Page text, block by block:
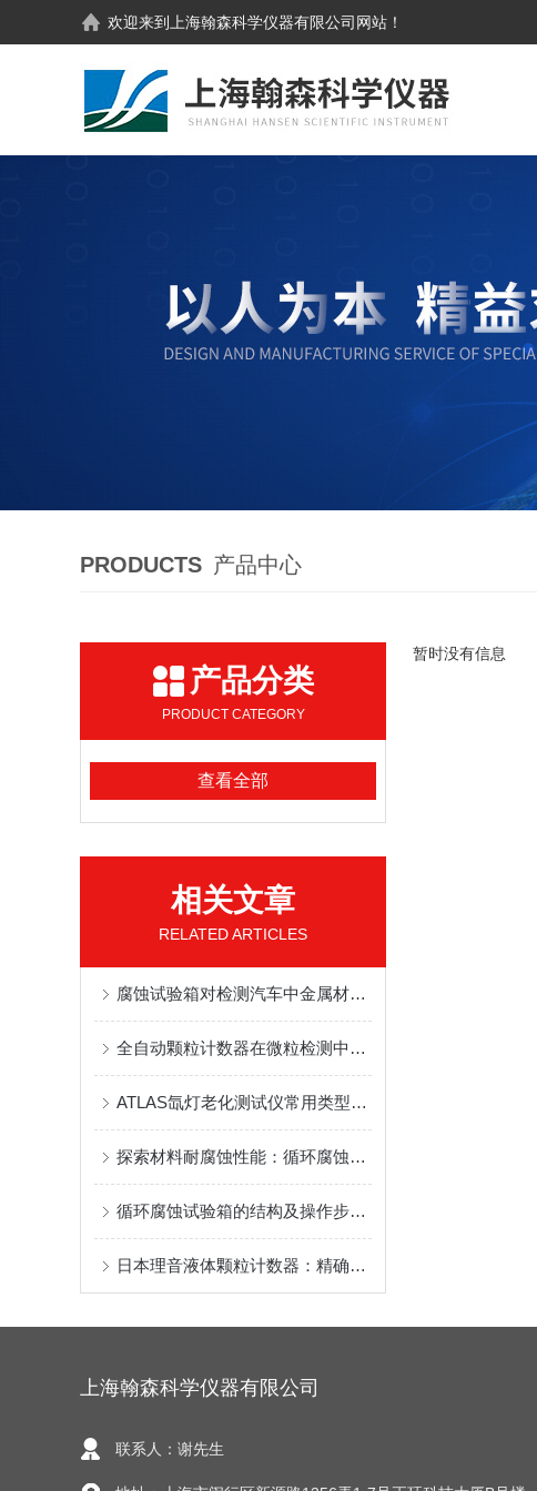
欢迎来到 上海翰森科学仪器有限公司 网站！
PRODUCTS 产品中心
产品分类
PRODUCT CATEGORY
查看全部
相关文章
RELATED ARTICLES
腐蚀试验箱对检测汽车中金属材料方面应用
全自动颗粒计数器在微粒检测中的优势
ATLAS氙灯老化测试仪常用类型及适合标准汇总
探索材料耐腐蚀性能：循环腐蚀试验箱的应用
循环腐蚀试验箱的结构及操作步骤介绍
日本理音液体颗粒计数器：精确测量液体中的颗粒污染
暂时没有信息
上海翰森科学仪器有限公司
联系人：谢先生